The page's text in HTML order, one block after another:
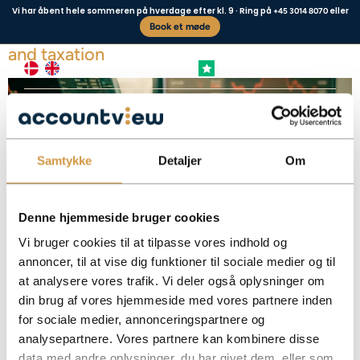
Samtykke Detaljer Om
Denne hjemmeside bruger cookies
Vi bruger cookies til at tilpasse vores indhold og
annoncer, til at vise dig funktioner til sociale medier og til
at analysere vores trafik. Vi deler også oplysninger om
din brug af vores hjemmeside med vores partnere inden
for sociale medier, annonceringspartnere og
analysepartnere. Vores partnere kan kombinere disse
Vi har åbent hele sommeren på hverdage efter kl. 9 · Ring på +45 3014 8070eller
Book et møde
Cryptocurrency tax for corporations – rules
and taxation
Get an overview of taxation of cryptocurrency in companies. Learn about the
realization principle, the inventory principle and the calculation of gains and
Facebook
Mastodon
EmailShare